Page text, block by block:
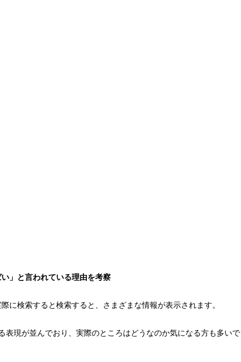
」と言われている理由を考察
に検索すると検索すると、さまざまな情報が表示されます。
表現が並んでおり、実際のところはどうなのか気になる方も多いで